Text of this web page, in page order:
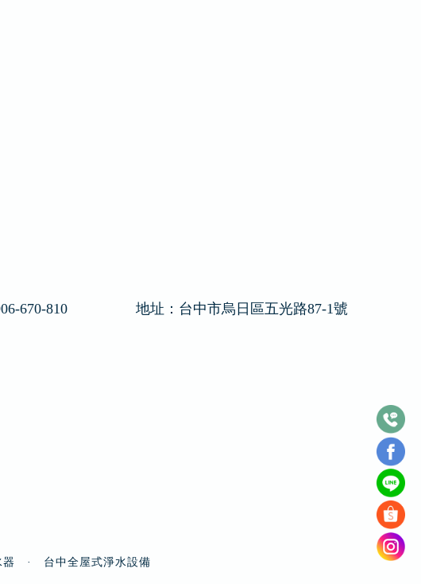
670-810 地址： 台中市烏日區五光路87-1號
器 · 台中全屋式淨水設備